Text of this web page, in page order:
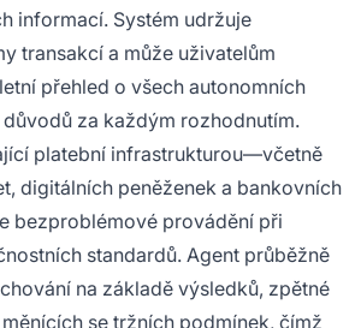
informací. Systém udržuje
transakcí a může uživatelům
přehled o všech autonomních
za každým rozhodnutím.
platební infrastrukturou—včetně
digitálních peněženek a bankovních
bezproblémové provádění při
standardů. Agent průběžně
na základě výsledků, zpětné
se tržních podmínek, čímž